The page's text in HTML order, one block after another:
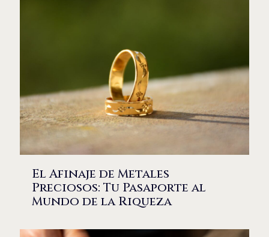
El Afinaje de Metales
Preciosos: Tu Pasaporte al
Mundo de la Riqueza